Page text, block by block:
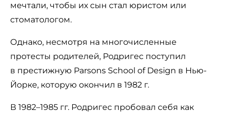
мечтали, чтобы их сын стал юристом или
стоматологом.
Однако, несмотря на многочисленные
протесты родителей, Родригес поступил
в престижную Parsons School of Design в Нью-
Йорке, которую окончил в 1982 г.
В 1982–1985 гг. Родригес пробовал себя как